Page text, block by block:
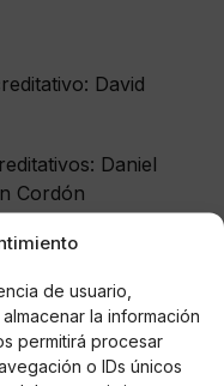
de usuario,
la información
permitirá procesar
o IDs únicos
David
Daniel
Cordón
Teresa